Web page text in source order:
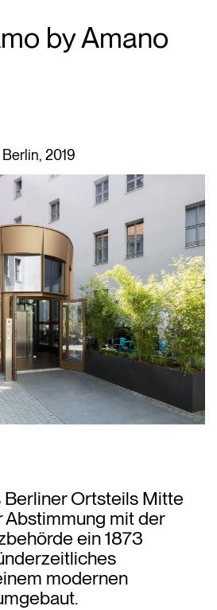
by Amano
Berlin, 2019
Berliner Ortsteils Mitte
Abstimmung mit der
ein 1873
modernen